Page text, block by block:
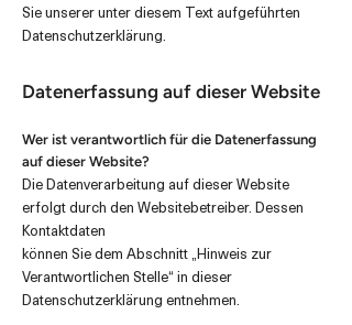
Sie unserer unter diesem Text aufgeführten
Datenschutzerklärung.
Datenerfassung auf dieser Website
Wer ist verantwortlich für die Datenerfassung
auf dieser Website?
Die Datenverarbeitung auf dieser Website
erfolgt durch den Websitebetreiber. Dessen
Kontaktdaten
können Sie dem Abschnitt „Hinweis zur
Verantwortlichen Stelle“ in dieser
Datenschutzerklärung entnehmen.